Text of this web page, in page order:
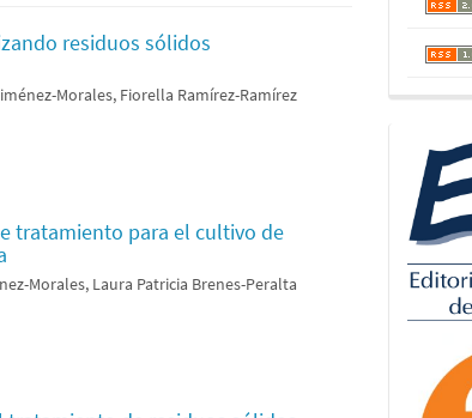
residuos sólidos
Morales, Fiorella Ramírez-Ramírez
tratamiento para el cultivo de
Morales, Laura Patricia Brenes-Peralta